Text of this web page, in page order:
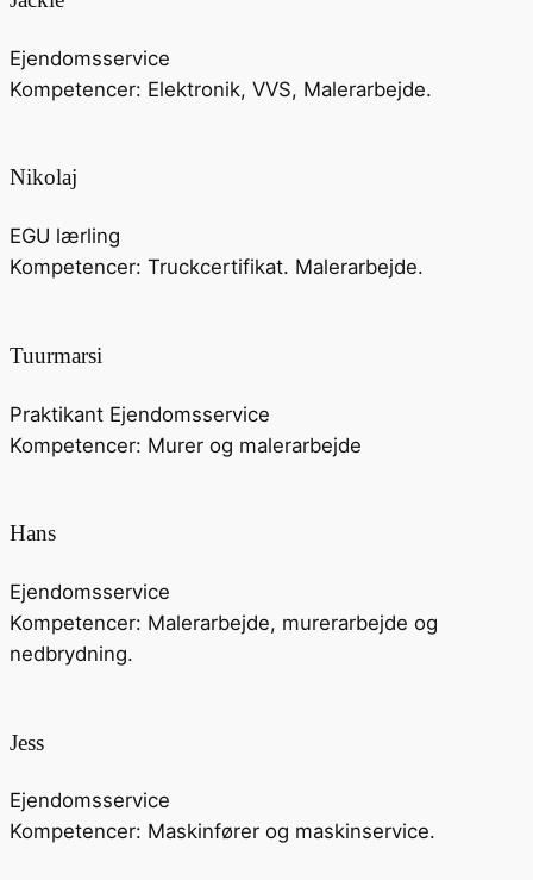
Ejendomsservice
Kompetencer: Elektronik, VVS, Malerarbejde.
Nikolaj
EGU lærling
Kompetencer: Truckcertifikat. Malerarbejde.
Tuurmarsi
Praktikant Ejendomsservice
Kompetencer: Murer og malerarbejde
Hans
Ejendomsservice
Kompetencer: Malerarbejde, murerarbejde og
nedbrydning.
Jess
Ejendomsservice
Kompetencer: Maskinfører og maskinservice.